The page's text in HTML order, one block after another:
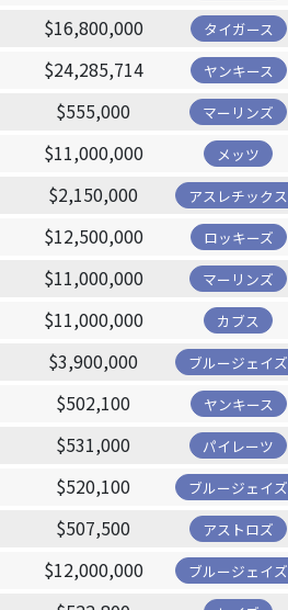
$16,800,000 タイガース
$24,285,714 ヤンキース
$555,000 マーリンズ
$11,000,000 メッツ
$2,150,000 アスレチックス
$12,500,000 ロッキーズ
$11,000,000 マーリンズ
$11,000,000 カブス
$3,900,000 ブルージェイズ
$502,100 ヤンキース
$531,000 パイレーツ
$520,100 ブルージェイズ
$507,500 アストロズ
$12,000,000 ブルージェイズ